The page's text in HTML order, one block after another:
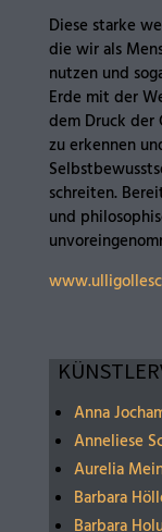
Diese starke
die wir als
nutzen und
Erde mit der
dem Druck der
zu erkennen
schreiten.
und
Anna
Anneliese
Aurelia
Barbara
Barbara